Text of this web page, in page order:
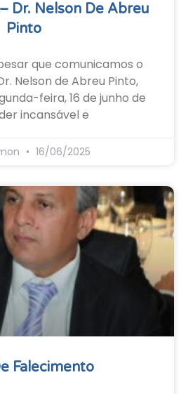
Dr. Nelson De Abreu
Pinto
que comunicamos o
Nelson de Abreu Pinto,
feira, 16 de junho de
incansável e
16/06/2025
Falecimento